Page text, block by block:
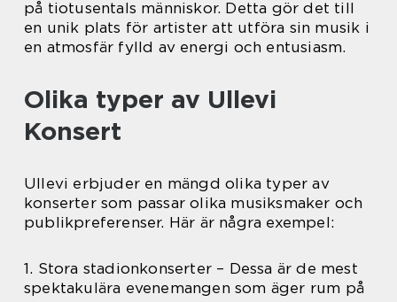
på tiotusentals människor. Detta gör det till
en unik plats för artister att utföra sin musik i
en atmosfär fylld av energi och entusiasm.
Olika typer av Ullevi
Konsert
Ullevi erbjuder en mängd olika typer av
konserter som passar olika musiksmaker och
publikpreferenser. Här är några exempel:
1. Stora stadionkonserter – Dessa är de mest
spektakulära evenemangen som äger rum på